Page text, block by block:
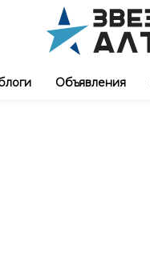
Объявления